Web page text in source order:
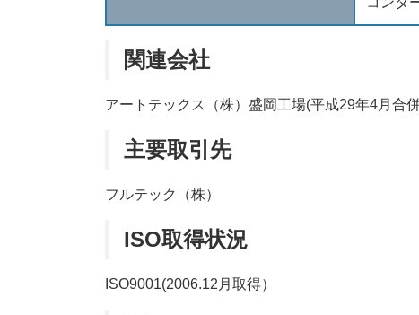
関連会社
アートテックス（株）盛岡工場(平成29年4月合
主要取引先
フルテック（株）
ISO取得状況
ISO9001(2006.12月取得）